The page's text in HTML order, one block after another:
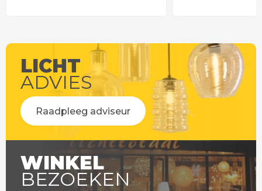
LICHT
ADVIES
Raadpleeg adviseur
WINKEL
BEZOEKEN